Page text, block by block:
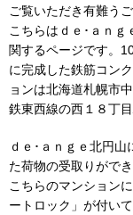
ご覧いただき有難うご
こちらはｄｅ･ａｎｇ
関するページです。
に完成した鉄筋コン
ョンは北海道札幌市
鉄東西線の西１８丁
ｄｅ･ａｎｇｅ北円
た荷物の受取りができ
こちらのマンション
ートロック」が付い